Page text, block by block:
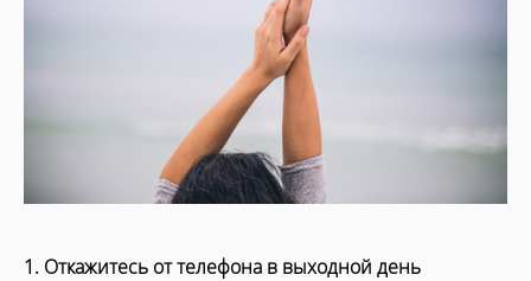
1. Откажитесь от телефона в выходной день